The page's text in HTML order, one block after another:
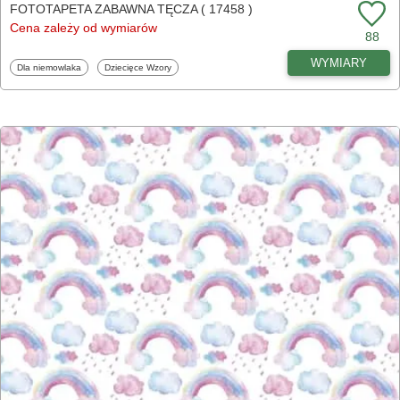
FOTOTAPETA ZABAWNA TĘCZA ( 17458 )
Cena zależy od wymiarów
88
Fototapety
Dla niemowlaka Fototapety
Dziecięce Wzory WYMIARY